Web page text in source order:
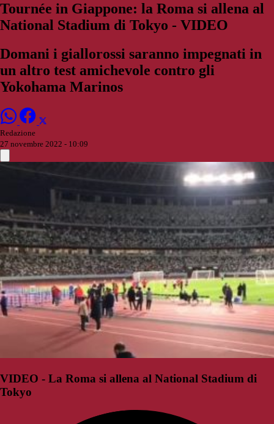
Tournée in Giappone: la Roma si allena al
National Stadium di Tokyo - VIDEO
Domani i giallorossi saranno impegnati in
un altro test amichevole contro gli
Yokohama Marinos
Redazione
27 novembre 2022 - 10:09
VIDEO - La Roma si allena al National Stadium di
Tokyo